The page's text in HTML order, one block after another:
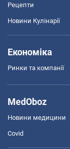
Рецепти
Новини Кулінарії
Економіка
Ринки та компанії
MedOboz
Новини медицини
Covid